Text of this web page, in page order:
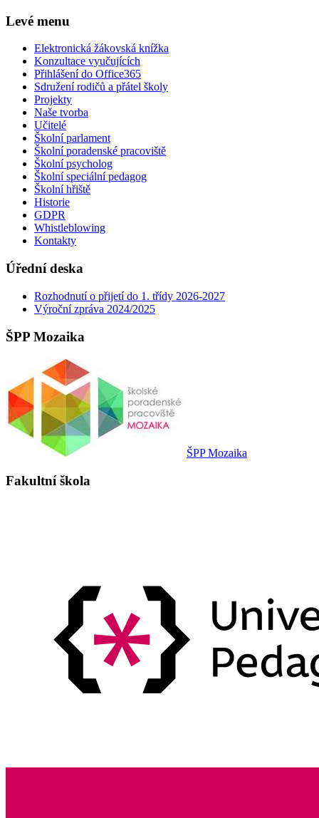
Levé menu
Elektronická žákovská knížka
Konzultace vyučujících
Přihlášení do Office365
Sdružení rodičů a přátel školy
Projekty
Naše tvorba
Učitelé
Školní parlament
Školní poradenské pracoviště
Školní psycholog
Školní speciální pedagog
Školní hřiště
Historie
GDPR
Whistleblowing
Kontakty
Úřední deska
Rozhodnutí o přijetí do 1. třídy 2026-2027
Výroční zpráva 2024/2025
ŠPP Mozaika
ŠPP Mozaika
Fakultní škola